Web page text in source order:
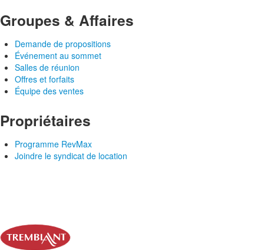
Groupes & Affaires
Demande de propositions
Événement au sommet
Salles de réunion
Offres et forfaits
Équipe des ventes
Propriétaires
Programme RevMax
Joindre le syndicat de location